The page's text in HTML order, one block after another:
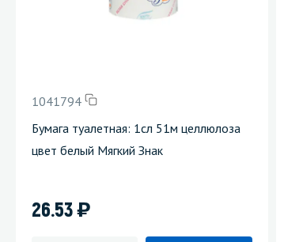
1041794
Бумага туалетная: 1сл 51м целлюлоза
цвет белый Мягкий Знак
26.53)